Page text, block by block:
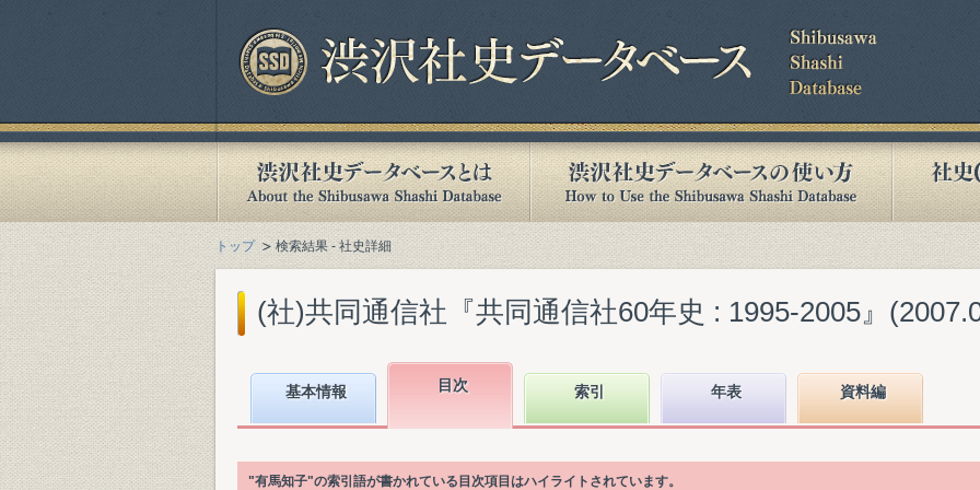
トップ 検索結果 - 社史詳細
(社)共同通信社『共同通信社60年史 : 1995-2005』
基本情報 目次 索引 年表 資料編
"有馬知子"の索引語が書かれている目次項目はハイライトされています。